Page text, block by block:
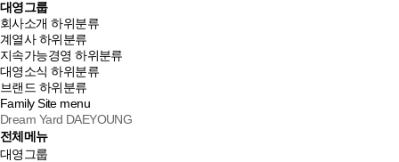
대영그룹
회사소개 하위분류
계열사 하위분류
지속가능경영 하위분류
대영소식 하위분류
브랜드 하위분류
Family Site menu
Dream Yard DAEYOUNG
전체메뉴
대영그룹